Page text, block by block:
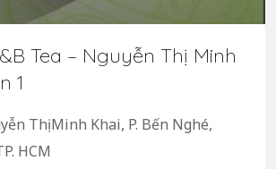
Tea – Nguyễn Thị Minh
1
Thị Minh Khai, P. Bến Nghé,
HCM